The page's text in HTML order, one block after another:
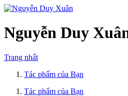
Nguyễn Duy
Trang nhất
Tác phẩm của Bạn
Tác phẩm của Bạn